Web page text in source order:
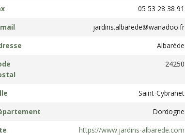
05 53 28 38 91
jardins.albarede@wanadoo.fr
Albarède
24250
Saint-Cybranet
Dordogne
https://www.jardins-albarede.com